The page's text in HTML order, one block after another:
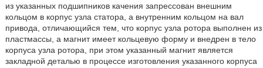
из указанных подшипников качения запрессован внешним
кольцом в корпус узла статора, а внутренним кольцом на вал
привода, отличающийся тем, что корпус узла ротора выполнен из
пластмассы, а магнит имеет кольцевую форму и внедрен в тело
корпуса узла ротора, при этом указанный магнит является
закладной деталью в процессе изготовления указанного корпуса